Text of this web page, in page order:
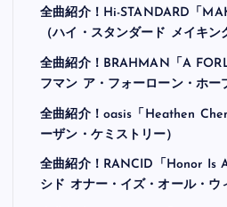
全曲紹介！Hi-STANDARD「
（ハイ・スタンダード メイキン
全曲紹介！BRAHMAN「A
フマン ア・フォーローン・ホー
全曲紹介！oasis「Heathen
ーザン・ケミストリー）
全曲紹介！RANCID「Honor Is
シド オナー・イズ・オール・ウ